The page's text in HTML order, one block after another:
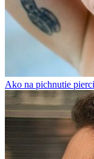
Ako na pichnutie